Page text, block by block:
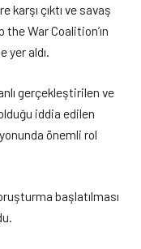
karşı çıktı ve savaş
the War Coalition’ın
yer aldı.
gerçekleştirilen ve
iddia edilen
önemli rol
başlatılması